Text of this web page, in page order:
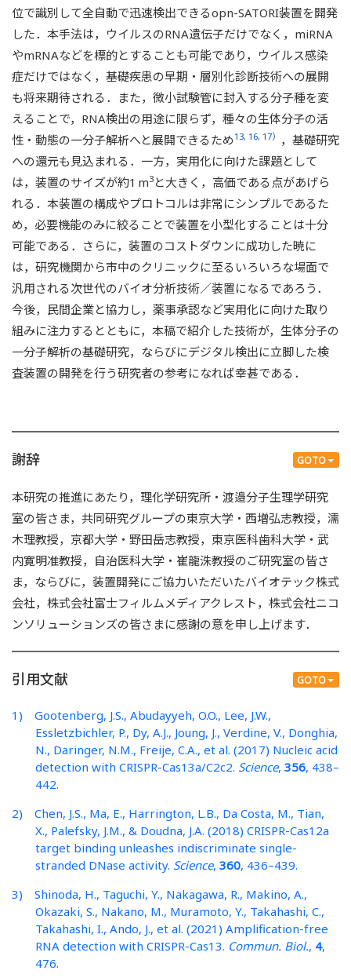
位で識別して全自動で迅速検出できるopn-SATORI装置を開発
した．本手法は，ウイルスのRNA遺伝子だけでなく，miRNA
やmRNAなどを標的とすることも可能であり，ウイルス感染
症だけではなく，基礎疾患の早期・層別化診断技術への展開
も将来期待される．また，微小試験管に封入する分子種を変
えることで，RNA検出の用途に限らず，種々の生体分子の活
性・動態の一分子解析へと展開できるため13, 16, 17） ，基礎研究
への還元も見込まれる．一方，実用化に向けた課題として
は，装置のサイズが約1 m3 と大きく，高価である点があげら
れる．本装置の構成やプロトコルは非常にシンプルであるた
め，必要機能のみに絞ることで装置を小型化することは十分
可能である．さらに，装置のコストダウンに成功した暁に
は，研究機関から市中のクリニックに至るいろいろな場面で
汎用される次世代のバイオ分析技術／装置になるであろう．
今後，民間企業と協力し，薬事承認など実用化に向けた取り
組みに注力するとともに，本稿で紹介した技術が，生体分子の
一分子解析の基礎研究，ならびにデジタル検出に立脚した検
査装置の開発を行う研究者の参考になれば幸甚である．
GOTO
謝辞
本研究の推進にあたり，理化学研究所・渡邉分子生理学研究
室の皆さま，共同研究グループの東京大学・西増弘志教授，濡
木理教授，京都大学・野田岳志教授，東京医科歯科大学・武
内寛明准教授，自治医科大学・崔龍洙教授のご研究室の皆さ
ま，ならびに，装置開発にご協力いただいたバイオテック株式
会社，株式会社富士フィルムメディアクレスト，株式会社ニコ
ンソリューションズの皆さまに感謝の意を申し上げます．
GOTO
引用文献
1) Gootenberg, J.S., Abudayyeh, O.O., Lee, J.W.,
Essletzbichler, P., Dy, A.J., Joung, J., Verdine, V., Donghia,
N., Daringer, N.M., Freije, C.A., et al. (2017) Nucleic acid
detection with CRISPR-Cas13a/C2c2. Science, 356, 438–
442.
2) Chen, J.S., Ma, E., Harrington, L.B., Da Costa, M., Tian,
X., Palefsky, J.M., & Doudna, J.A. (2018) CRISPR-Cas12a
target binding unleashes indiscriminate single-
stranded DNase activity. Science, 360, 436–439.
3) Shinoda, H., Taguchi, Y., Nakagawa, R., Makino, A.,
Okazaki, S., Nakano, M., Muramoto, Y., Takahashi, C.,
Takahashi, I., Ando, J., et al. (2021) Amplification-free
RNA detection with CRISPR-Cas13. Commun. Biol., 4,
476.